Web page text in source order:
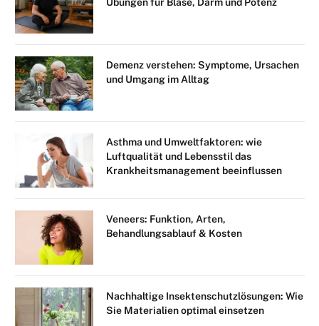
Übungen für Blase, Darm und Potenz
Demenz verstehen: Symptome, Ursachen
und Umgang im Alltag
Asthma und Umweltfaktoren: wie
Luftqualität und Lebensstil das
Krankheitsmanagement beeinflussen
Veneers: Funktion, Arten,
Behandlungsablauf & Kosten
Nachhaltige Insektenschutzlösungen: Wie
Sie Materialien optimal einsetzen